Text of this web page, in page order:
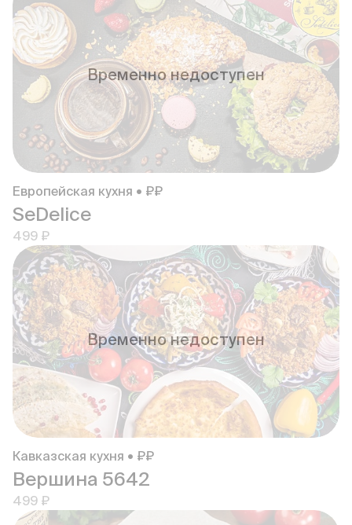
Временно недоступен
Европейская кухня • ₽₽
SeDelice
499 ₽
Временно недоступен
Кавказская кухня • ₽₽
Вершина 5642
499 ₽